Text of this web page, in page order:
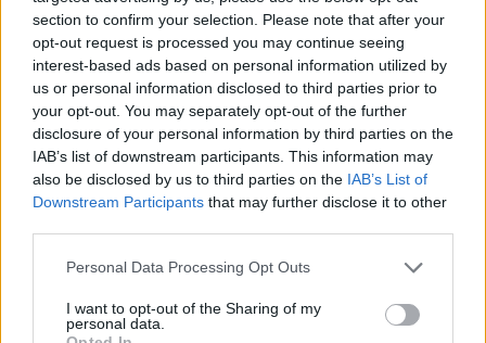
section to confirm your selection. Please note that after your
opt-out request is processed you may continue seeing
interest-based ads based on personal information utilized by
us or personal information disclosed to third parties prior to
your opt-out. You may separately opt-out of the further
disclosure of your personal information by third parties on the
IAB’s list of downstream participants. This information may
also be disclosed by us to third parties on the IAB’s List of
Downstream Participants that may further disclose it to other
Please note that this website/app uses one or more Google
not limited to your visit or usage behaviour. You may click to
grant or deny consent to Google and its third-party tags to
Personal Data Processing Opt Outs
I want to opt-out of the Sharing of my
personal data.
May 23, 2026
Top news Ungheria: Esplosione mortale, restrizioni alle
importazioni dall’Ucraina, tasso dell’euro, gas russo, voli
USA – 22 maggio 2026